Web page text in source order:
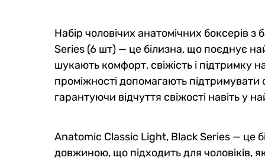
1666 грн
Набір чоловічих анатомічних боксерів
Series (6 шт) — це білизна, що поєднує
шукають комфорт, свіжість і підтримку
проміжності допомагають
гарантуючи відчуття свіжості навіть у
Anatomic Classic Light, Black Series — це
довжиною, що підходить для чоловіків,